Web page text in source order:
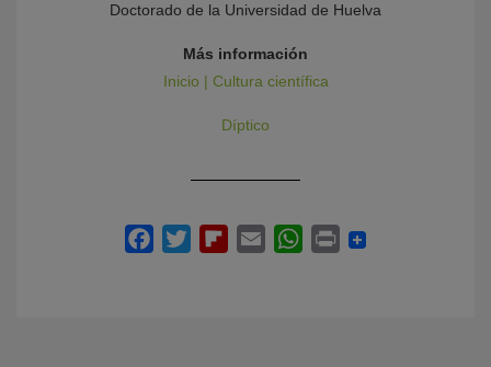
Doctorado de la Universidad de Huelva
Más información
Inicio | Cultura científica
Díptico